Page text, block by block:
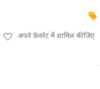
अपने फ़ेवरेट में शामिल कीजिए